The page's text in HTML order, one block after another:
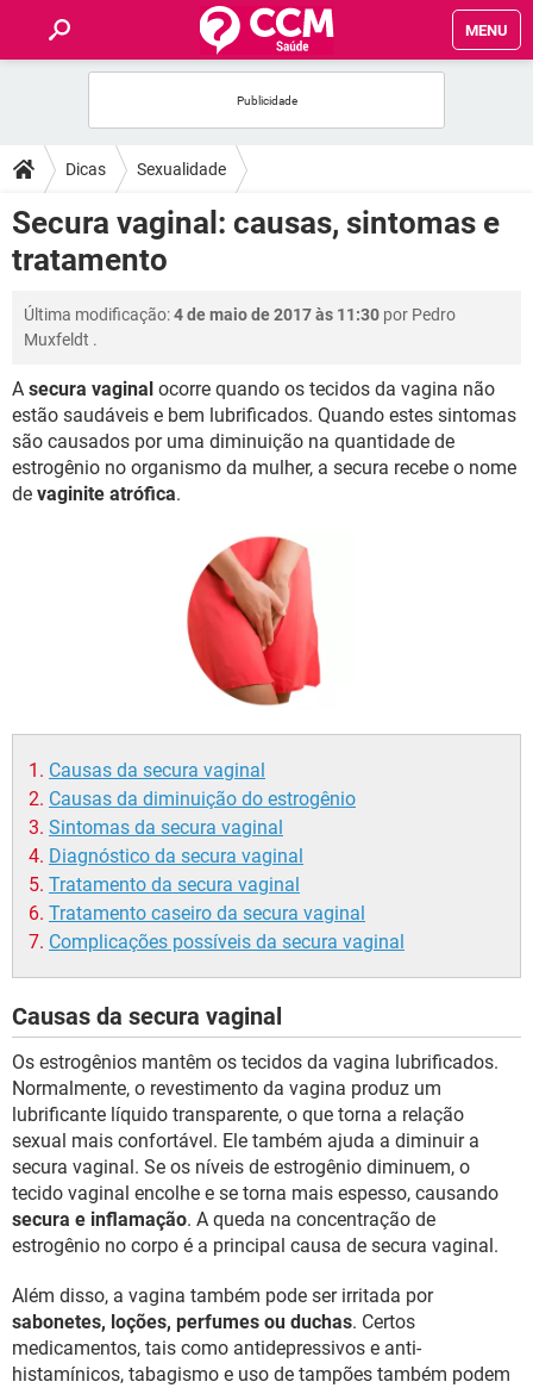
MENU
FÓRUM
SAÚDE
FAMÍLIA
NUTRIÇÃO
BEM-ESTAR
SEXUALIDADE
Dicas Sexualidade
Secura vaginal: causas, sintomas e
tratamento
Última modificação:4 de maio de 2017 às 11:30 por Pedro
Muxfeldt .
A secura vaginal ocorre quando os tecidos da vagina não
estão saudáveis e bem lubrificados. Quando estes sintomas
são causados por uma diminuição na quantidade de
estrogênio no organismo da mulher, a secura recebe o nome
de vaginite atrófica.
Causas da secura vaginal
Causas da diminuição do estrogênio
Sintomas da secura vaginal
Diagnóstico da secura vaginal
Tratamento da secura vaginal
Tratamento caseiro da secura vaginal
Complicações possíveis da secura vaginal
Causas da secura vaginal
Os estrogênios mantêm os tecidos da vagina lubrificados.
Normalmente, o revestimento da vagina produz um
lubrificante líquido transparente, o que torna a relação
sexual mais confortável. Ele também ajuda a diminuir a
secura vaginal. Se os níveis de estrogênio diminuem, o
tecido vaginal encolhe e se torna mais espesso, causando
secura e inflamação. A queda na concentração de
estrogênio no corpo é a principal causa de secura vaginal.
Além disso, a vagina também pode ser irritada por
sabonetes, loções, perfumes ou duchas. Certos
medicamentos, tais como antidepressivos e anti-
histamínicos, tabagismo e uso de tampões também podem